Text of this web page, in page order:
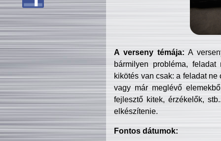
A verseny témája: A
bármilyen probléma, feladat
kikötés van csak: a feladat
vagy már meglévő
fejlesztő kitek, érzékelők,
elkészítenie.
Fontos dátumok: